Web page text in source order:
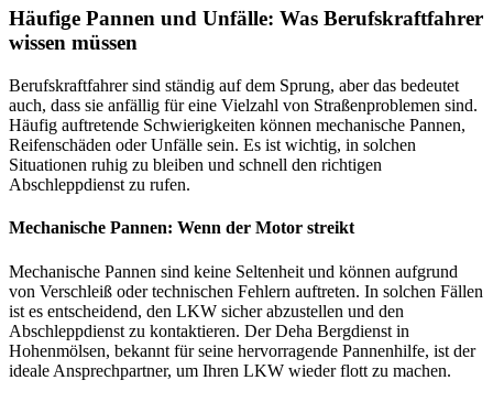
Häufige Pannen und Unfälle: Was Berufskraftfahrer
wissen müssen
Berufskraftfahrer sind ständig auf dem Sprung, aber das bedeutet
auch, dass sie anfällig für eine Vielzahl von Straßenproblemen sind.
Häufig auftretende Schwierigkeiten können mechanische Pannen,
Reifenschäden oder Unfälle sein. Es ist wichtig, in solchen
Situationen ruhig zu bleiben und schnell den richtigen
Abschleppdienst zu rufen.
Mechanische Pannen: Wenn der Motor streikt
Mechanische Pannen sind keine Seltenheit und können aufgrund
von Verschleiß oder technischen Fehlern auftreten. In solchen Fällen
ist es entscheidend, den LKW sicher abzustellen und den
Abschleppdienst zu kontaktieren. Der Deha Bergdienst in
Hohenmölsen, bekannt für seine hervorragende Pannenhilfe, ist der
ideale Ansprechpartner, um Ihren LKW wieder flott zu machen.